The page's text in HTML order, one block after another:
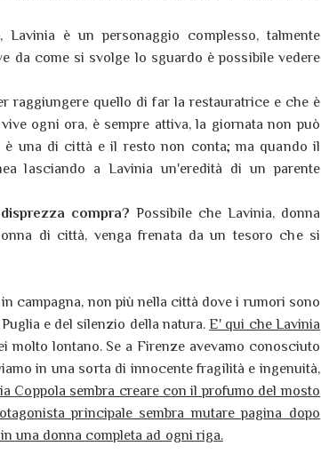
è un personaggio complesso, talmente
da come si svolge lo sguardo è possibile vedere
raggiungere quello di far la restauratrice e che è
ogni ora, è sempre attiva, la giornata non può
è una di città e il resto non conta; ma quando il
lasciando a Lavinia un'eredità di un parente
compra? Possibile che Lavinia, donna
di città, venga frenata da un tesoro che si
campagna, non più nella città dove i rumori sono
e del silenzio della natura.E' qui che Lavinia
molto lontano. Se a Firenze avevamo conosciuto
in una sorta di innocente fragilità e ingenuità,
Coppola sembra creare con il profumo del mosto
principale sembra mutare pagina dopo
una donna completa ad ogni riga.